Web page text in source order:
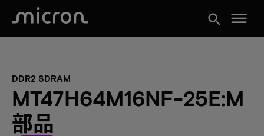
search menu
DDR2 SDRAM
MT47H64M16NF-25E:M
部品